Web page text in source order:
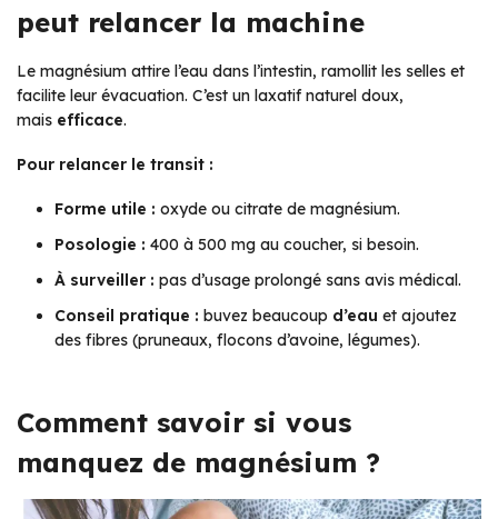
peut relancer la machine
Le magnésium attire l’eau dans l’intestin, ramollit les selles et
facilite leur évacuation. C’est un laxatif naturel doux,
mais efficace.
Pour relancer le transit :
Forme utile : oxyde ou citrate de magnésium.
Posologie : 400 à 500 mg au coucher, si besoin.
À surveiller : pas d’usage prolongé sans avis médical.
Conseil pratique : buvez beaucoup d’eau et ajoutez
des fibres (pruneaux, flocons d’avoine, légumes).
Comment savoir si vous
manquez de magnésium ?